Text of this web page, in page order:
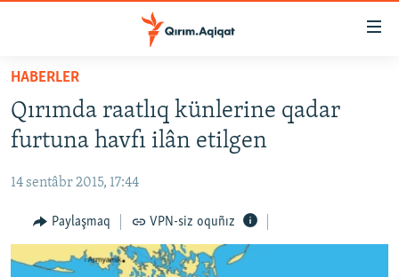
Esas
qaytmaq
Baş
qaytmaq
qaytmaq
HABERLER
SİYASET
CEMİYET
MEDENİYET
İNSAN AQLARI
HABERLER
Qırımda raatlıq künlerine qadar
furtuna havfı ilân etilgen
14 sentâbr 2015, 17:44
Paylaşmaq VPN-siz oquñız